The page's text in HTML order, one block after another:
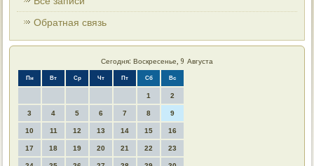
Обратная связь
Сегодня: Воскресенье, 9 Августа
Пн Вт Ср Чт Пт Сб Вс
1 2
3 4 5 6 7 8 9
10 11 12 13 14 15 16
17 18 19 20 21 22 23